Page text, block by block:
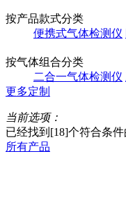
按产品款式分类
便携式气体检测仪
按气体组合分类
二合一气体检测仪
更多定制
当前选项：
已经找到[18]个符合条件
所有产品